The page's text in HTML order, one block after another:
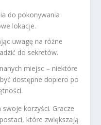
do pokonywania
lokacje.
uwagę na różne
do sekretów.
miejsc – niektóre
dostępne dopiero po
korzyści. Gracze
postaci, które zwiększają